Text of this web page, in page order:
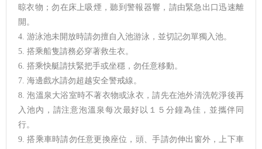
晾衣物；勿在床上吸煙，聽到警報器響，請由緊急出口迅速離
開。
4. 游泳池未開放時請勿擅自入池游泳，並切記勿單獨入池。
5. 搭乘船隻請務必穿著救生衣。
6. 搭乘快艇請扶緊把手或坐穩，勿任意移動。
7. 海邊戲水請勿超越安全警戒線。
8. 泡溫泉大浴室時不著衣物或泳衣，請先在池外清洗乾淨後再
入池內，請注意泡溫泉每次最好以１５分鐘為佳，並攜伴同
行。
9. 搭乘車時請勿任意更換座位，頭、手請勿伸出窗外，上下車